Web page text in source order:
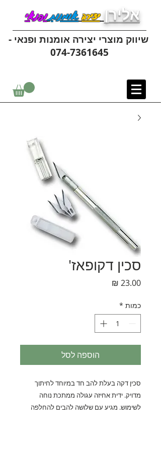
אלירן יצירהאומנותופנאי
שיווק מוצרי יצירה אומנות ופנאי -
074-7361645
סכין דקופאז'
כמות *
הוספה לסל
סכין דקה בעלת להב חד במיוחד לחיתוך
מדויק. ידית אחיזה עגולה ממתכת נוחה
לשימוש. מגיע עם שלושה להבים להחלפה